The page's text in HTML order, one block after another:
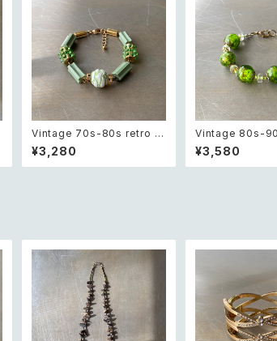
Vintage 70s-80s retro gr
een bijou classical bead
s bracelet レトロ ヴィンテ
ージ アクセサリー グリーン
¥3,280
Vintage 80s-
ro green glass
acelet レトロ アメ
ンテージ アクセ
¥3,580